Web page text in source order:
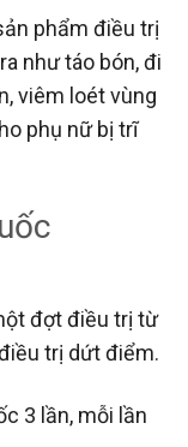
phẩm điều trị
như táo bón, đi
viêm loét vùng
phụ nữ bị trĩ
đợt điều trị từ
trị dứt điểm.
3 lần, mỗi lần